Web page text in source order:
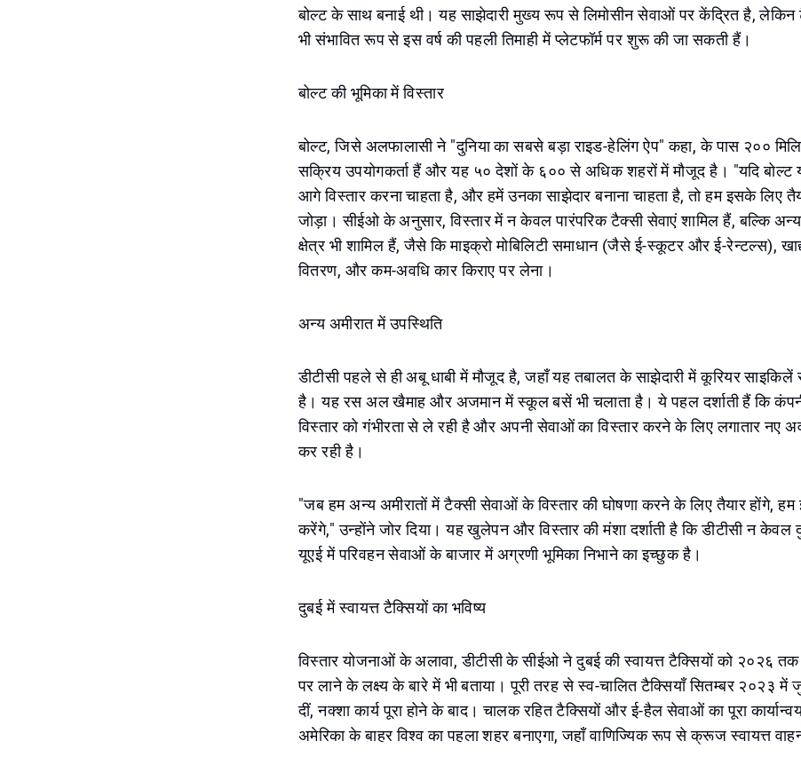
बोल्ट के साथ बनाई थी। यह साझेदारी मुख्य रूप से लिमोसीन सेवाओं पर केंद्रित है,
भी संभावित रूप से इस वर्ष की पहली तिमाही में प्लेटफॉर्म पर शुरू की जा सकती हैं।
बोल्ट की भूमिका में विस्तार
बोल्ट, जिसे अलफालासी ने "दुनिया का सबसे बड़ा राइड-हेलिंग ऐप" कहा, के पास २००
सक्रिय उपयोगकर्ता हैं और यह ५० देशों के ६०० से अधिक शहरों में मौजूद है। "यदि
आगे विस्तार करना चाहता है, और हमें उनका साझेदार बनाना चाहता है, तो हम इसके लिए
जोड़ा। सीईओ के अनुसार, विस्तार में न केवल पारंपरिक टैक्सी सेवाएं शामिल हैं, बल्कि अन्य
क्षेत्र भी शामिल हैं, जैसे कि माइक्रो मोबिलिटी समाधान (जैसे ई-स्कूटर और ई-रेन्टल्स),
वितरण, और कम-अवधि कार किराए पर लेना।
अन्य अमीरात में उपस्थिति
डीटीसी पहले से ही अबू धाबी में मौजूद है, जहाँ यह तबालत के साझेदारी में कूरियर साइकिलें
है। यह रस अल खैमाह और अजमान में स्कूल बसें भी चलाता है। ये पहल दर्शाती हैं कि
विस्तार को गंभीरता से ले रही है और अपनी सेवाओं का विस्तार करने के लिए लगातार नए
कर रही है।
"जब हम अन्य अमीरातों में टैक्सी सेवाओं के विस्तार की घोषणा करने के लिए तैयार होंगे, हम
करेंगे," उन्होंने जोर दिया। यह खुलेपन और विस्तार की मंशा दर्शाती है कि डीटीसी न केवल
यूएई में परिवहन सेवाओं के बाजार में अग्रणी भूमिका निभाने का इच्छुक है।
दुबई में स्वायत्त टैक्सियों का भविष्य
विस्तार योजनाओं के अलावा, डीटीसी के सीईओ ने दुबई की स्वायत्त टैक्सियों को २०२६
पर लाने के लक्ष्य के बारे में भी बताया। पूरी तरह से स्व-चालित टैक्सियाँ सितम्बर २०२३ में
दीं, नक्शा कार्य पूरा होने के बाद। चालक रहित टैक्सियों और ई-हैल सेवाओं का पूरा
अमेरिका के बाहर विश्व का पहला शहर बनाएगा, जहाँ वाणिज्यिक रूप से क्रूज स्वायत्त